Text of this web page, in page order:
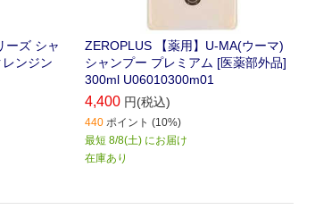
ーズ シャ
ンジン
ZEROPLUS 【薬用】U-MA(ウーマ)
シャンプー プレミアム [医薬部外品]
300ml U06010300m01
4,400 円(税込)
440 ポイント (10%)
最短 8/8(土) にお届け
在庫あり